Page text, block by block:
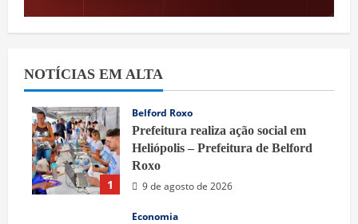
NOTÍCIAS EM ALTA
1
Belford Roxo
Prefeitura realiza ação social em
Heliópolis – Prefeitura de Belford
Roxo
9 de agosto de 2026
Economia